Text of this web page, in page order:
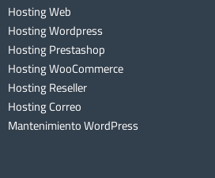
Hosting Web
Hosting Wordpress
Hosting Prestashop
Hosting WooCommerce
Hosting Reseller
Hosting Correo
Mantenimiento WordPress